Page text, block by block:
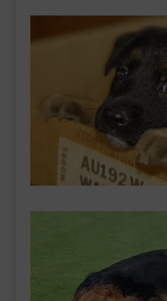
DECORACIÓN
___________________________
VEURE EN CATALÀ